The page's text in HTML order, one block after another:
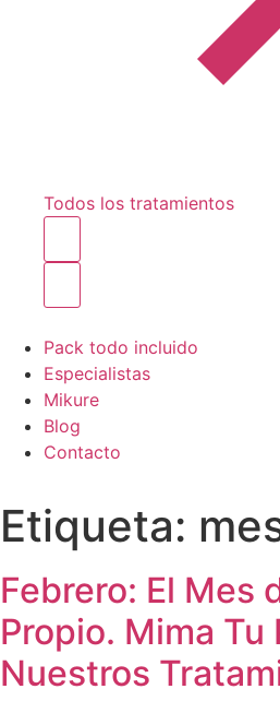
Todos los tratamientos
Pack todo incluido
Especialistas
Mikure
Blog
Contacto
Etiqueta:
Febrero: El Mes
Propio. Mima Tu
Nuestros